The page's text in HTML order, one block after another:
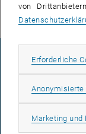
von
Erforderliche
Marketing